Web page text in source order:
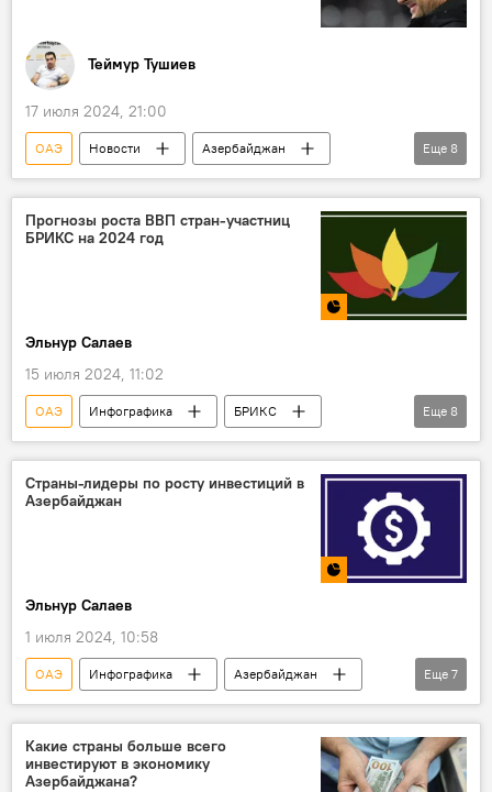
Теймур Тушиев
17 июля 2024, 21:00
ОАЭ Новости
Азербайджан
азербайджанский форвард Махир Эмрели
звезда немецкого футбола Мирослав Клозе
Переговоры
Отказ
Спорт
Еще 8
Прогнозы роста ВВП стран-участниц
БРИКС на 2024 год
Эльнур Салаев
15 июля 2024, 11:02
ОАЭ Инфографика
БРИКС
Показатели ВВП
Рост
Индия
МВФ
Еще 8
Страны-лидеры по росту инвестиций в
Азербайджан
Эльнур Салаев
1 июля 2024, 10:58
ОАЭ Инфографика
Азербайджан
Прямые иностранные инвестиции
Рост
Экономика
Австрия
Швейцария
Россия
2024 год
Еще 7
Какие страны больше всего
инвестируют в экономику
Азербайджана?